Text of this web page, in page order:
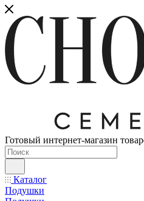
Готовый интернет-магазин
Каталог
Подушки